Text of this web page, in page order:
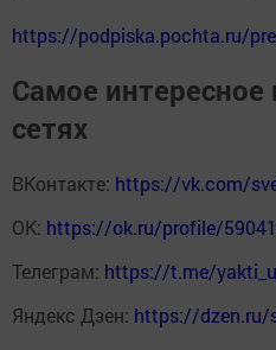
https://podpiska.pochta.ru/
Самое
сетях
ВКонтакте: https://vk.com/
ОК: https://ok.ru/profile/
Телеграм: https://t.me/
Яндекс Дзен: https://dzen.ru/